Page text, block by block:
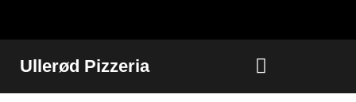
Ullerød Pizzeria